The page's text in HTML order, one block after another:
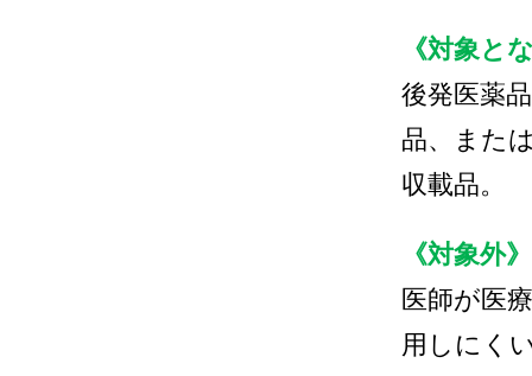
《対象と
後発医薬
品、また
収載品。
《対象外》
医師が医
用しにく